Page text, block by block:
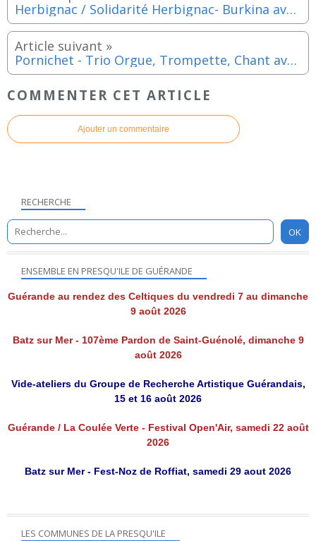
Herbignac / Solidarité Herbignac- Burkina avec les motards - Dimanche 14 septembre 2025
Pornichet - Trio Orgue, Trompette, Chant avec Françoise Lemée, Claude Legal et Christophe Gauche - 14 septembre 2025
COMMENTER CET ARTICLE
Ajouter un commentaire
RECHERCHE
ENSEMBLE EN PRESQU'ILE DE GUÉRANDE
Guérande au rendez des Celtiques du vendredi 7 au dimanche
9 août 2026
Batz sur Mer - 107ème Pardon de Saint-Guénolé, dimanche 9
août 2026
Vide-ateliers du Groupe de Recherche Artistique Guérandais,
15 et 16 août 2026
Guérande / La Coulée Verte - Festival Open'Air, samedi 22 août
2026
Batz sur Mer - Fest-Noz de Roffiat, samedi 29 aout 2026
LES COMMUNES DE LA PRESQU'ILE